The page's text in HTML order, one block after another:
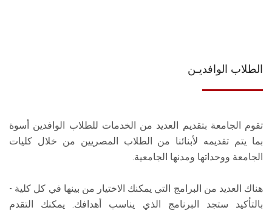
الطلاب الوافديـن
تقوم الجامعة بتقديم العديد من الخدمات للطلاب الوافدين أسوة
بما يتم تقديمه لأبنائنا من الطلاب المصريين من خلال كليات
الجامعة ووحداتها ومدنها الجامعية.
هناك العديد من البرامج التي يمكنك الاختيار من بينها في كل كلية -
بالتأكيد ستجد البرنامج الذي يناسب أهدافك. يمكنك التقدم